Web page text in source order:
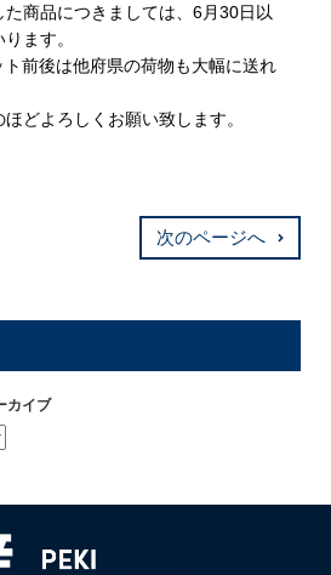
商品につきましては、6月30日以
ます。
前後は他府県の荷物も大幅に送れ
どよろしくお願い致します。
次のページへ
カイブ